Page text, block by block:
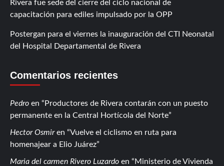
Rivera fue sede del cierre del ciclo nacional de
capacitación para ediles impulsado por la OPP
Postergan para el viernes la inauguración del CTI Neonatal
del Hospital Departamental de Rivera
Comentarios recientes
Pedro en
Productores de Rivera contarán con un puesto
permanente en la Central Hortícola del Norte
Hector Osmiren
Vuelve el ciclismo en ruta para
homenajear a Elio Juárez
Maria del carmen Rivero Luzardo en Ministerio de Vivienda